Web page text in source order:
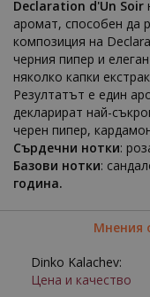
Declaration d'Un Soir
аромат, способен да
композиция на
черния пипер и
няколко капки
Резултатът е един
декларират най-
черен пипер,
Сърдечни нотки:
Базови нотки:
година.
Мнения
Dinko Kalachev:
Цена и качество